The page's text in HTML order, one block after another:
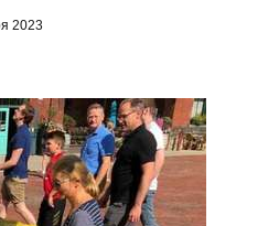
2023